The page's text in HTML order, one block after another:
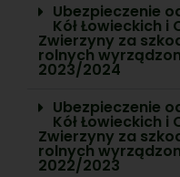
Ubezpieczenie
Kół Łowieckich
Zwierzyny za
rolnych
2023/2024
Ubezpieczenie
Kół Łowieckich
Zwierzyny za
rolnych
2022/2023